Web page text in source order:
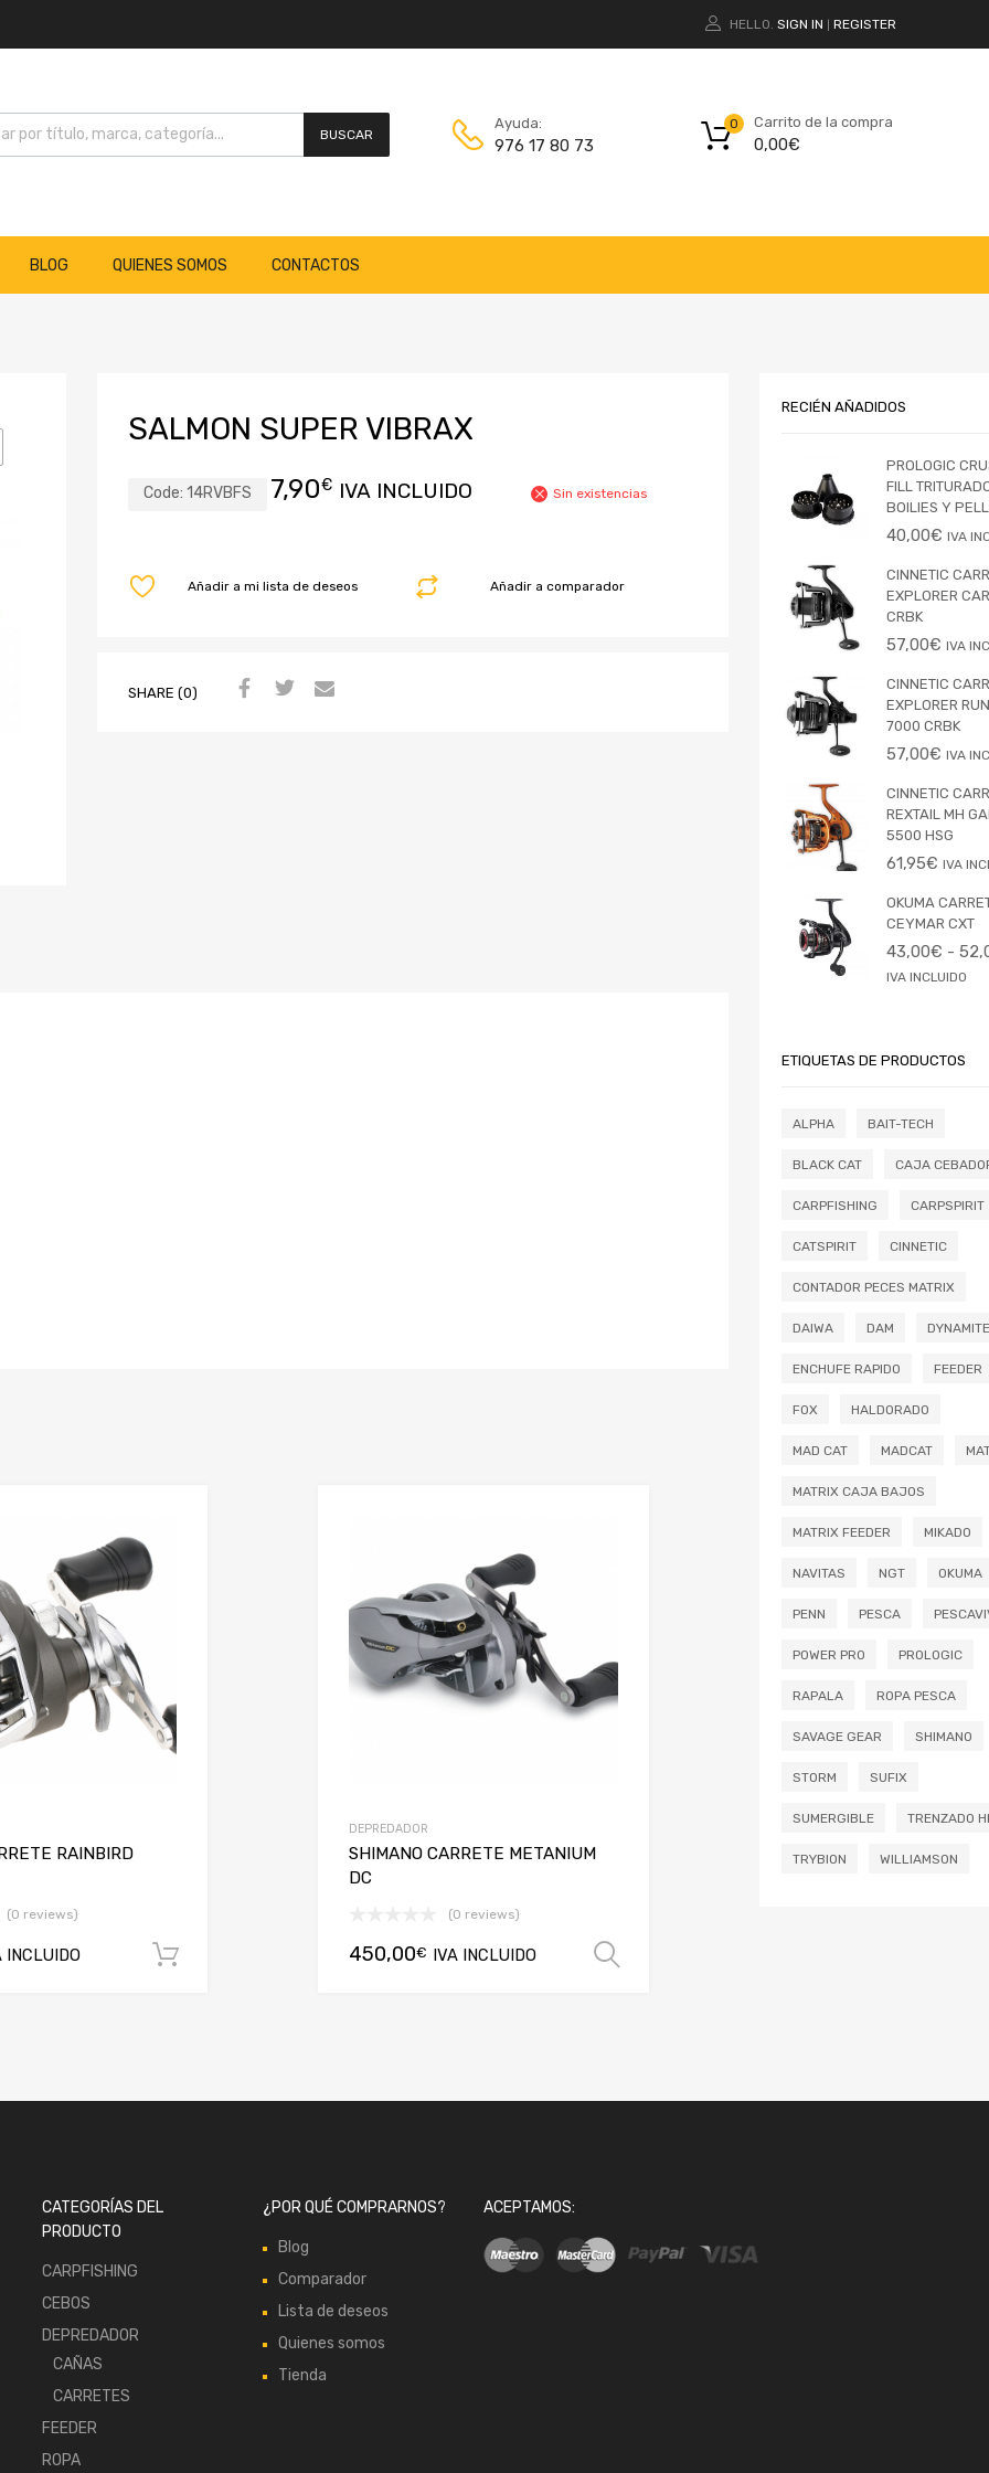
HELLO. SIGN IN REGISTER
BUSCAR
Ayuda:
976 17 80 73
Carrito de la compra
0,00€
0
BLOG QUIENES SOMOS CONTACTOS
SALMON SUPER VIBRAX
Code: 14RVBFS 7,90€ IVA INCLUIDO Sin existencias
Añadir a comparador
Añadir a mi lista de deseos
SHARE (0)
RAINBIRD
(0 reviews)
INCLUIDO
Añadir a mi lista de deseos
DEPREDADOR
SHIMANO CARRETE METANIUM
DC
(0 reviews)
450,00€ IVA INCLUIDO
RECIÉN AÑADIDOS
PROLOGIC
FILL
BOILIES Y
40,00€ IVA
CINNETIC
EXPLORER
CRBK
57,00€ IVA
CINNETIC
EXPLORER
7000 CRBK
57,00€ IVA
CINNETIC
REXTAIL MH
5500 HSG
61,95€ IVA
OKUMA
CEYMAR CXT
43,00€ -
IVA INCLUIDO
ETIQUETAS DE PRODUCTOS
ALPHA BAIT-TECH
BLACK CAT CAJA
CARPFISHING CARPSPIRIT
CATSPIRIT CINNETIC
CONTADOR PECES MATRIX
DAIWA DAM DYNAMITE
ENCHUFE RAPIDO FEEDER
FOX HALDORADO
MAD CAT MADCAT
MATRIX CAJA BAJOS
MATRIX FEEDER MIKADO
NAVITAS NGT OKUMA
PENN PESCA
POWER PRO PROLOGIC
RAPALA ROPA PESCA
SAVAGE GEAR SHIMANO
STORM SUFIX
SUMERGIBLE TRENZADO
TRYBION WILLIAMSON
CATEGORÍAS DEL
PRODUCTO
CARPFISHING
CEBOS
DEPREDADOR
CAÑAS
CARRETES
FEEDER
ROPA
¿POR QUÉ COMPRARNOS?
Blog
Comparador
Lista de deseos
Quienes somos
Tienda
ACEPTAMOS: